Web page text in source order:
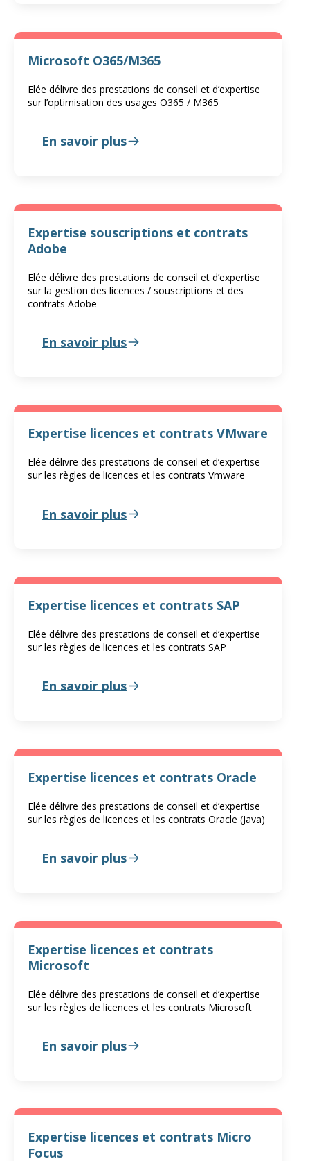
Microsoft O365/M365
Elée délivre des prestations de conseil et d’expertise
sur l’optimisation des usages O365 / M365
En savoir plus
Expertise souscriptions et contrats
Adobe
Elée délivre des prestations de conseil et d’expertise
sur la gestion des licences / souscriptions et des
contrats Adobe
En savoir plus
Expertise licences et contrats VMware
Elée délivre des prestations de conseil et d’expertise
sur les règles de licences et les contrats Vmware
En savoir plus
Expertise licences et contrats SAP
Elée délivre des prestations de conseil et d’expertise
sur les règles de licences et les contrats SAP
En savoir plus
Expertise licences et contrats Oracle
Elée délivre des prestations de conseil et d’expertise
sur les règles de licences et les contrats Oracle (Java)
En savoir plus
Expertise licences et contrats
Microsoft
Elée délivre des prestations de conseil et d’expertise
sur les règles de licences et les contrats Microsoft
En savoir plus
Expertise licences et contrats Micro
Focus